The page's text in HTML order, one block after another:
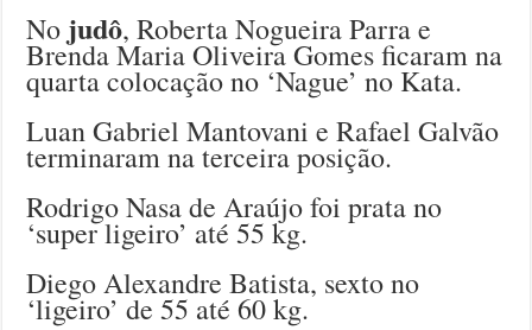
No judô, Roberta Nogueira Parra e
Brenda Maria Oliveira Gomes ficaram na
quarta colocação no ‘Nague’ no Kata.
Luan Gabriel Mantovani e Rafael Galvão
terminaram na terceira posição.
Rodrigo Nasa de Araújo foi prata no
‘super ligeiro’ até 55 kg.
Diego Alexandre Batista, sexto no
‘ligeiro’ de 55 até 60 kg.